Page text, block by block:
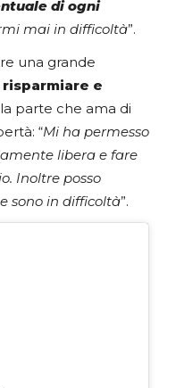
di ogni
mai in difficoltà”.
una grande
risparmiare e
parte che ama di
“Mi ha permesso
libera e fare
Inoltre posso
sono in difficoltà”.